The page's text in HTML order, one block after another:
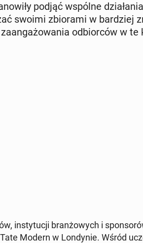
podjąć wspólne
swoimi zbio­ra­mi w bar­dziej
od­bior­ców w
in­sty­tu­cji bran­żo­wych i
Modern w Lon­dy­nie. Wśród